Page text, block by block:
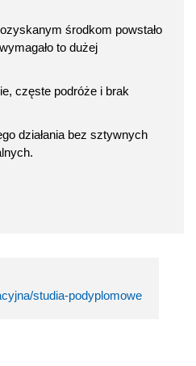
środkom powstało
to dużej
częste podróże i brak
działania bez sztywnych
studia-podyplomowe